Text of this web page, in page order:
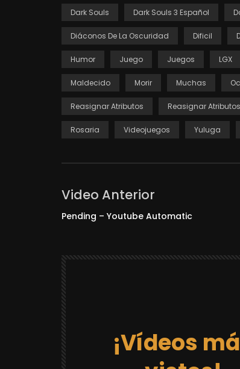
Dark Souls Dark Souls 3 Español
Diáconos De La Oscuridad Dificil
Humor Juego Juegos LGX
Maldecido Morir Muchas
Reasignar Atributos Reasignar
Rosaria Videojuegos Yuluga
Video Anterior
Pending – Youtube Automatic
¡Vídeos